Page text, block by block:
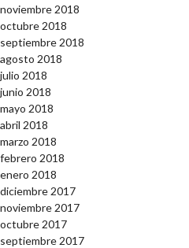
noviembre 2018
octubre 2018
septiembre 2018
agosto 2018
julio 2018
junio 2018
mayo 2018
abril 2018
marzo 2018
febrero 2018
enero 2018
diciembre 2017
noviembre 2017
octubre 2017
septiembre 2017